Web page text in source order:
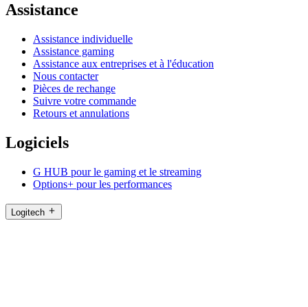
Assistance
Assistance individuelle
Assistance gaming
Assistance aux entreprises et à l'éducation
Nous contacter
Pièces de rechange
Suivre votre commande
Retours et annulations
Logiciels
G HUB pour le gaming et le streaming
Options+ pour les performances
Logitech